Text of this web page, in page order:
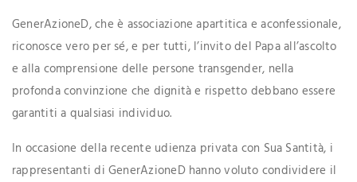
GenerAzioneD, che è associazione apartitica e aconfessionale,
riconosce vero per sé, e per tutti, l’invito del Papa all’ascolto
e alla comprensione delle persone transgender, nella
profonda convinzione che dignità e rispetto debbano essere
garantiti a qualsiasi individuo.
In occasione della recente udienza privata con Sua Santità, i
rappresentanti di GenerAzioneD hanno voluto condividere il